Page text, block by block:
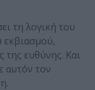
τη λογική του
εκβιασμού,
της ευθύνης. Και
αυτόν τον